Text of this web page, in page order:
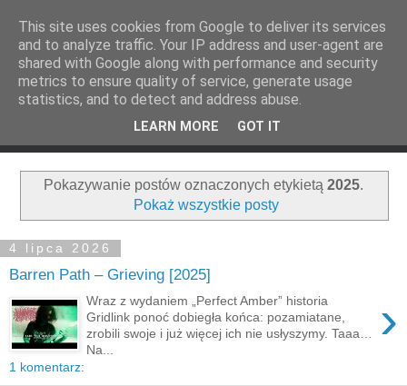
Pokazywanie postów oznaczonych etykietą 2025.
Pokaż wszystkie posty
4 lipca 2026
Barren Path – Grieving [2025]
›
Wraz z wydaniem „Perfect Amber” historia
Gridlink ponoć dobiegła końca: pozamiatane,
zrobili swoje i już więcej ich nie usłyszymy. Taaa…
Na...
1 komentarz:
This site uses cookies from Google to deliver its services
and to analyze traffic. Your IP address and user-agent are
shared with Google along with performance and security
metrics to ensure quality of service, generate usage
statistics, and to detect and address abuse.
LEARN MORE GOT IT